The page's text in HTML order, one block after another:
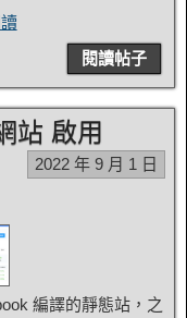
閱讀帖子
站 啟用
2022 年 9 月 1 日
編譯的靜態站，之